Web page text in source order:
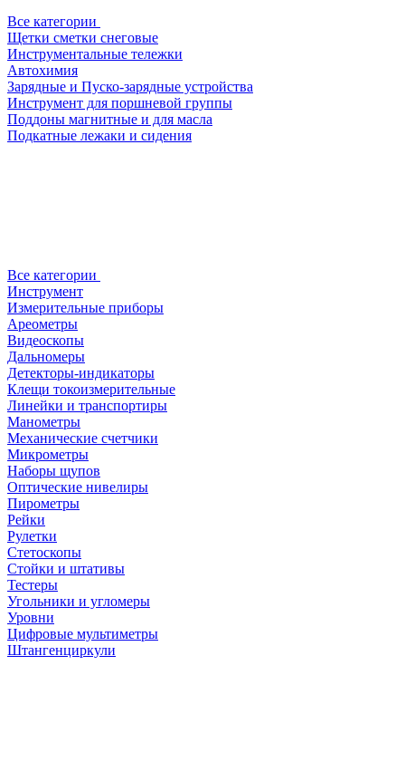
Все категории
Щетки сметки снеговые
Инструментальные тележки
Автохимия
Зарядные и Пуско-зарядные устройства
Инструмент для поршневой группы
Поддоны магнитные и для масла
Подкатные лежаки и сидения
Все категории
Инструмент
Измерительные приборы
Ареометры
Видеоскопы
Дальномеры
Детекторы-индикаторы
Клещи токоизмерительные
Линейки и транспортиры
Манометры
Механические счетчики
Микрометры
Наборы щупов
Оптические нивелиры
Пирометры
Рейки
Рулетки
Стетоскопы
Стойки и штативы
Тестеры
Угольники и угломеры
Уровни
Цифровые мультиметры
Штангенциркули